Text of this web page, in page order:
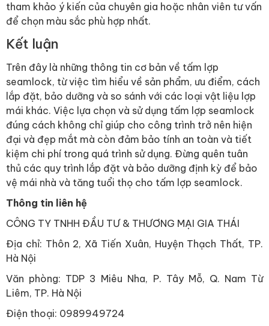
tham khảo ý kiến của chuyên gia hoặc nhân viên tư vấn
để chọn màu sắc phù hợp nhất.
Kết luận
Trên đây là những thông tin cơ bản về tấm lợp
seamlock, từ việc tìm hiểu về sản phẩm, ưu điểm, cách
lắp đặt, bảo dưỡng và so sánh với các loại vật liệu lợp
mái khác. Việc lựa chọn và sử dụng tấm lợp seamlock
đúng cách không chỉ giúp cho công trình trở nên hiện
đại và đẹp mắt mà còn đảm bảo tính an toàn và tiết
kiệm chi phí trong quá trình sử dụng. Đừng quên tuân
thủ các quy trình lắp đặt và bảo dưỡng định kỳ để bảo
vệ mái nhà và tăng tuổi thọ cho tấm lợp seamlock.
Thông tin liên hệ
CÔNG TY TNHH ĐẦU TƯ & THƯƠNG MẠI GIA THÁI
Địa chỉ: Thôn 2, Xã Tiến Xuân, Huyện Thạch Thất, TP.
Hà Nội
Văn phòng: TDP 3 Miêu Nha, P. Tây Mỗ, Q. Nam Từ
Liêm, TP. Hà Nội
Điện thoại: 0989949724